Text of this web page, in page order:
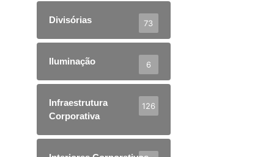
Divisórias 73
Iluminação 6
Infraestrutura
Corporativa
126